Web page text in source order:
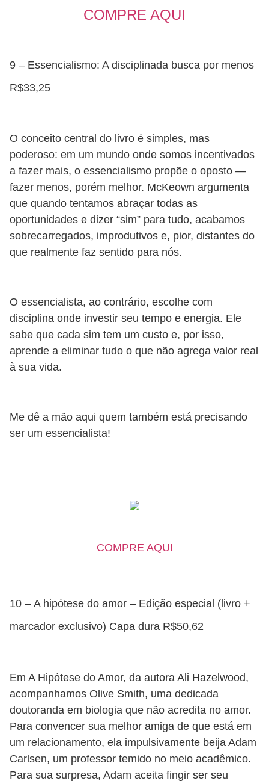
COMPRE AQUI
9 – Essencialismo: A disciplinada busca por menos
R$33,25
O conceito central do livro é simples, mas
poderoso: em um mundo onde somos incentivados
a fazer mais, o essencialismo propõe o oposto —
fazer menos, porém melhor. McKeown argumenta
que quando tentamos abraçar todas as
oportunidades e dizer “sim” para tudo, acabamos
sobrecarregados, improdutivos e, pior, distantes do
que realmente faz sentido para nós.
O essencialista, ao contrário, escolhe com
disciplina onde investir seu tempo e energia. Ele
sabe que cada sim tem um custo e, por isso,
aprende a eliminar tudo o que não agrega valor real
à sua vida.
Me dê a mão aqui quem também está precisando
ser um essencialista!
COMPRE AQUI
10 – A hipótese do amor – Edição especial (livro +
marcador exclusivo) Capa dura R$50,62
Em A Hipótese do Amor, da autora Ali Hazelwood,
acompanhamos Olive Smith, uma dedicada
doutoranda em biologia que não acredita no amor.
Para convencer sua melhor amiga de que está em
um relacionamento, ela impulsivamente beija Adam
Carlsen, um professor temido no meio acadêmico.
Para sua surpresa, Adam aceita fingir ser seu